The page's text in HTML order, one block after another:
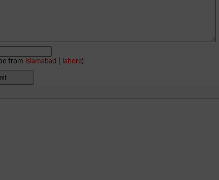
from islamabad lahore)